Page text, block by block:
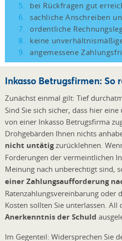
bei Rückfragen gut
sachliche Anschreiben
ordentliche
keine
angemessene
Inkasso Betrugsfirmen: So
Zunächst einmal gilt: Tief
Sind Sie sich sicher, dass hier
von einer Inkasso Betrugsfirma
Drohgebärden Ihnen nichts
nicht untätigzurücklehnen.
Forderungen der vermeintlichen
Meinung nach unberechtigt sind,
einer Zahlungsaufforderung
Ratenzahlungsvereinbarung oder
Kosten sollten Sie unterlassen.
Anerkenntnis der Schuld
Im Gegenteil: Widersprechen Sie